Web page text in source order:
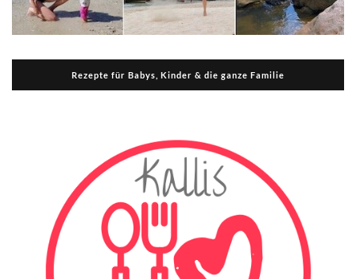
Rezepte für Babys, Kinder & die ganze Familie